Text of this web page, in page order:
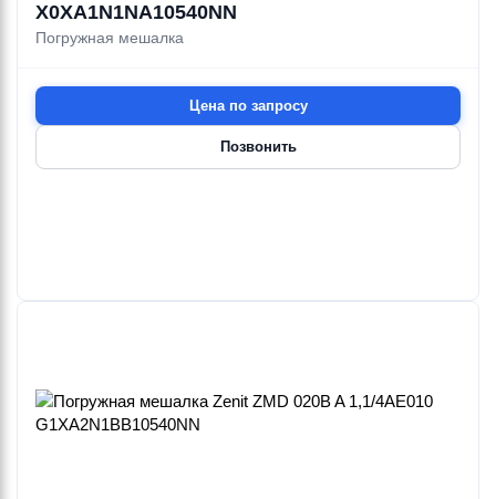
X0XA1N1NA10540NN
Погружная мешалка
Цена по запросу
Позвонить